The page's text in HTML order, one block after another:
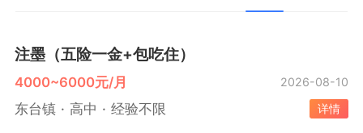
注墨（五险一金+包吃住）
4000~6000元/月 2026-08-10
东台镇 高中 经验不限 详情